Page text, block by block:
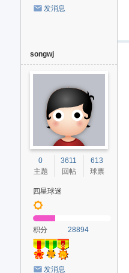
发消息
songwj
0
主题
3611
回帖
613
球票
四星球迷
积分 28894
发消息